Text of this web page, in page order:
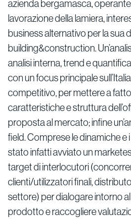
azienda bergamasca,
lavorazione della lamiera,
business alternativo per la sua
building&construction.
analisi interna, trend e
con un focus principale
competitivo, per mettere a
caratteristiche e struttura
proposta al mercato; infine
field. Comprese le dinamiche e
stato infatti avviato un
target di interlocutori
clienti/utilizzatori finali,
settore) per dialogare intorno
prodotto e raccogliere